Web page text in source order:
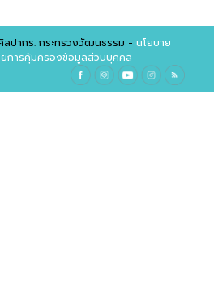
ปากร. กระทรวงวัฒนธรรม - นโยบาย
ยการคุ้มครองข้อมูลส่วนบุคคล